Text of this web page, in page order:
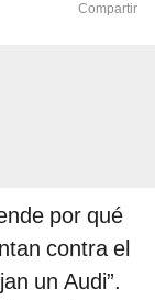
Compartir
por qué
contra el
un Audi”.